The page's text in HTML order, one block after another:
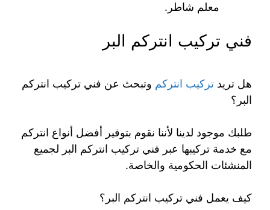
معلم شاطر.
فني تركيب انتركم البر
هل تريد تركيب انتركم وتبحث عن فني تركيب انتركم
البر؟
طلبك موجود لدينا لأننا نقوم بتوفير أفضل أنواع انتركم
مع خدمة تركيبها عبر فني تركيب انتركم البر لجميع
المنشئات الحكومية والخاصة.
كيف يعمل فني تركيب انتركم البر؟